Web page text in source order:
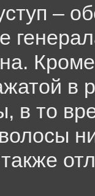
–
в
в то